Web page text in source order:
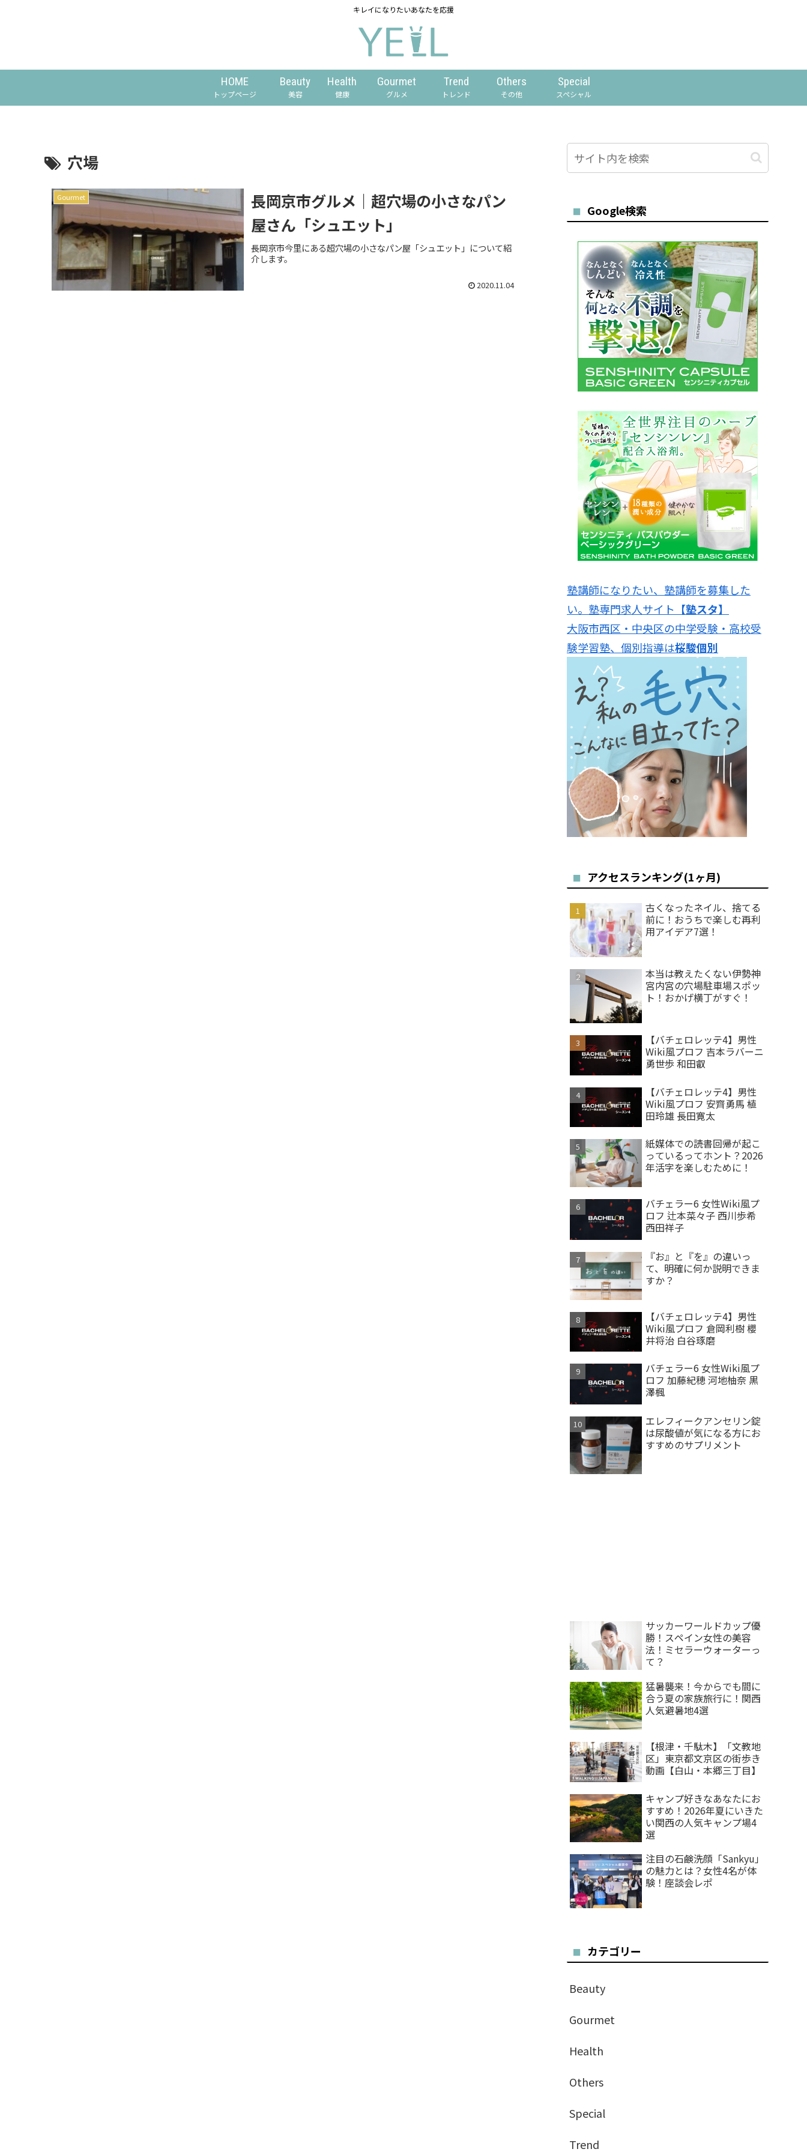
キレイになりたいあなたを応援
HOME
トップページ
Beauty
美容
Health
健康
Gourmet
グルメ
Trend
トレンド
Others
その他
Special
スペシャル
穴場
Gourmet
長岡京市グルメ｜超穴場の小さなパン
屋さん「シュエット」
長岡京市今里にある超穴場の小さなパン屋「シュエット」について紹
介します。
2020.11.04
Google検索
塾講師になりたい、塾講師を募集した
い。塾専門求人サイト 【塾スタ】
大阪市西区・中央区の中学受験・高校受
験学習塾、個別指導は桜駿個別
アクセスランキング(1ヶ月)
古くなったネイル、捨てる
前に！おうちで楽しむ再利
用アイデア7選！
本当は教えたくない伊勢神
宮内宮の穴場駐車場スポッ
ト！おかげ横丁がすぐ！
【バチェロレッテ4】男性
Wiki風プロフ 吉本ラバーニ
勇世歩 和田叡
【バチェロレッテ4】男性
Wiki風プロフ 安齊勇馬 植
田玲雄 長田寛太
紙媒体での読書回帰が起こ
っているってホント？2026
年活字を楽しむために！
バチェラー6 女性Wiki風プ
ロフ 辻本菜々子 西川歩希
西田祥子
『お』と『を』の違いっ
て、明確に何か説明できま
すか？
【バチェロレッテ4】男性
Wiki風プロフ 倉岡利樹 櫻
井将治 白谷琢磨
バチェラー6 女性Wiki風プ
ロフ 加藤紀穂 河地柚奈 黒
澤楓
エレフィークアンセリン錠
は尿酸値が気になる方にお
すすめのサプリメント
サッカーワールドカップ優
勝！スペイン女性の美容
法！ミセラーウォーターっ
て？
猛暑襲来！今からでも間に
合う夏の家族旅行に！関西
人気避暑地4選
【根津・千駄木】「文教地
区」東京都文京区の街歩き
動画【白山・本郷三丁目】
キャンプ好きなあなたにお
すすめ！2026年夏にいきた
い関西の人気キャンプ場4
選
注目の石鹸洗顔「Sankyu」
の魅力とは？女性4名が体
験！座談会レポ
カテゴリー
Beauty
Gourmet
Health
Others
Special
Trend